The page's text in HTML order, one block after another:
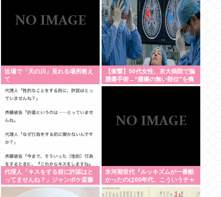
近場で「天の川」見れる場所教え
て
【衝撃】50代女性、京大病院で脳
腫瘍手術→“腫瘍の無い部位”を摘
出 2度「腫瘍ではない」と出る
代理人「キスをする前に許諾はと
ってませんね？」ジャンポケ斎藤
「今までこれからキスしますなん
て宣言することなかったので」
氷河期世代『ルッキズムが一番酷
かったのは00年代、こういうチャ
ラい外見の男が街に溢れかえって
た。」たし蟹